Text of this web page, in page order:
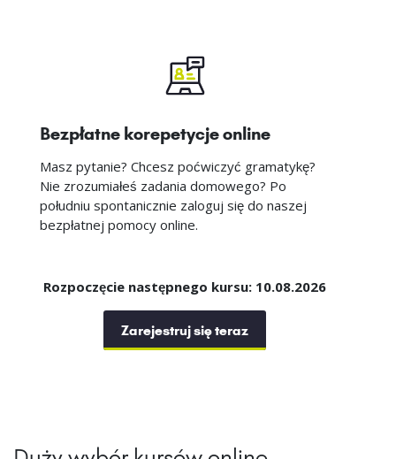
Bezpłatne korepetycje online
Masz pytanie? Chcesz poćwiczyć gramatykę?
Nie zrozumiałeś zadania domowego? Po
południu spontanicznie zaloguj się do naszej
bezpłatnej pomocy online.
Rozpoczęcie następnego kursu: 10.08.2026
Zarejestruj się teraz